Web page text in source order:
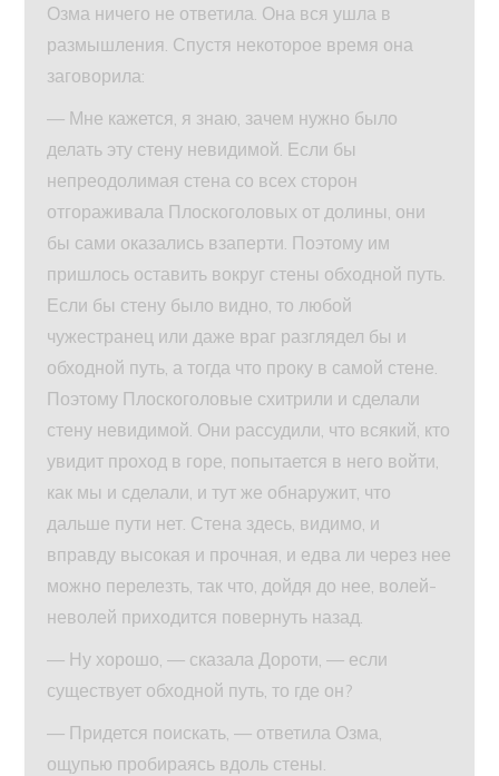
Озма ничего не ответила. Она вся ушла в
размышления. Спустя некоторое время она
заговорила:
— Мне кажется, я знаю, зачем нужно было
делать эту стену невидимой. Если бы
непреодолимая стена со всех сторон
отгораживала Плоскоголовых от долины, они
бы сами оказались взаперти. Поэтому им
пришлось оставить вокруг стены обходной путь.
Если бы стену было видно, то любой
чужестранец или даже враг разглядел бы и
обходной путь, а тогда что проку в самой стене.
Поэтому Плоскоголовые схитрили и сделали
стену невидимой. Они рассудили, что всякий, кто
увидит проход в горе, попытается в него войти,
как мы и сделали, и тут же обнаружит, что
дальше пути нет. Стена здесь, видимо, и
вправду высокая и прочная, и едва ли через нее
можно перелезть, так что, дойдя до нее, волей-
неволей приходится повернуть назад.
— Ну хорошо, — сказала Дороти, — если
существует обходной путь, то где он?
— Придется поискать, — ответила Озма,
ощупью пробираясь вдоль стены.